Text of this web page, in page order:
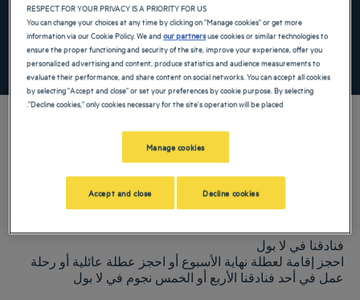
ابحث عن فندق
فنادق Golden Tulip ترحب بكم فيلا بول. نبذل قصارى جهدنا لجعل إقامتك مريحة
قدر الإمكان، بما في ذلك توفر مطاعم ومواقف سيارات وغرف اجتماعات
وغرف مريحة. ستضمن لك مجموعة خدماتنا الواسعة الاستمتاع بوقت لطيف
من الراحة والاستجمام.
فنادقنا في لا بول
احجز إقامة لعطلة نهاية الأسبوع أو احجز عطلة عائلية أو رحلة
عمل في أحد فنادقنا الأربع أو الخمس نجوم في لا بول
RESPECT FOR YOUR PRIVACY IS A PRIORITY FOR US
You can change your choices at any time by clicking on "Manage cookies" or get more
information via our Cookie Policy. We andour partnersuse cookies or similar technologies to
ensure the proper functioning and security of the site, improve your experience, offer you
personalized advertising and content, produce statistics and audience measurements to
evaluate their performance, and share content on social networks. You can accept all cookies
by selecting "Accept and close" or set your preferences by cookie purpose. By selecting
"Decline cookies," only cookies necessary for the site's operation will be placed.
Manage cookies
Decline cookies
Accept and close